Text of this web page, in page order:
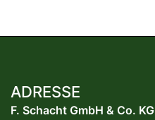
ADRESSE
F. Schacht GmbH & Co. KG